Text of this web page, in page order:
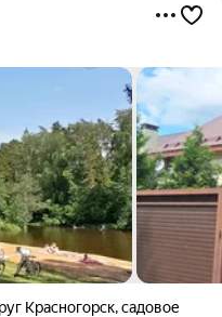
Красногорск,садовое